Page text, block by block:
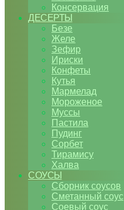
Консервация
ДЕСЕРТЫ
Безе
Желе
Зефир
Ириски
Конфеты
Кутья
Мармелад
Мороженое
Муссы
Пастила
Пудинг
Сорбет
Тирамису
Халва
СОУСЫ
Сборник соусов
Сметанный соус
Соевый соус